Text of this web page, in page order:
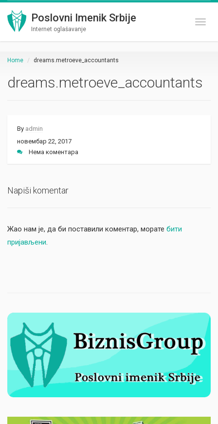
Poslovni Imenik Srbije
Internet oglašavanje
Home dreams.metroeve_accountants
dreams.metroeve_accountants
By admin
новембар 22, 2017
Нема коментара
Napiši komentar
Жао нам је, да би поставили коментар, морате бити
пријављени.